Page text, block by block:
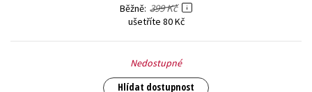
Běžně 399 Kč
ušetříte 80 Kč
Nedostupné
Hlídat dostupnost